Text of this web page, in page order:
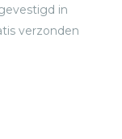
in
verzonden